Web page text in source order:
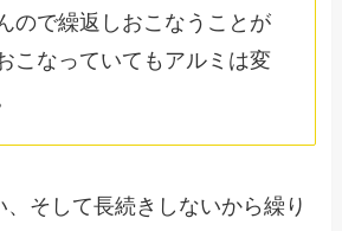
ので繰返しおこなうことが
こなっていてもアルミは変
そして長続きしないから繰り